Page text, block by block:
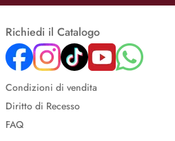
Richiedi il Catalogo
Condizioni di vendita
Diritto di Recesso
FAQ